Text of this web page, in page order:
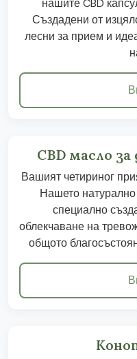
нашите CBD
Създадени от
лесни за прием и
CBD масло
Вашият четириног
Нашето
специално
облекчаване на
общото